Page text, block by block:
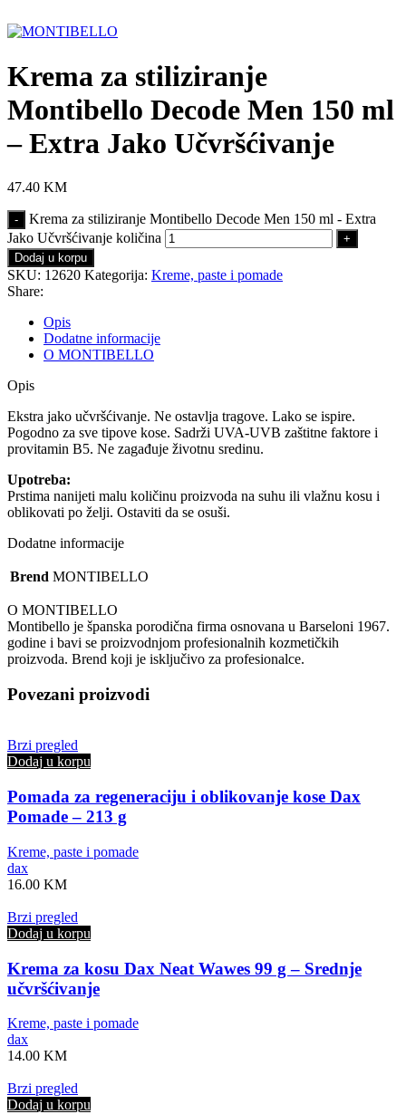
Krema za stiliziranje
Montibello Decode Men 150 ml
– Extra Jako Učvršćivanje
47.40 KM
Krema za stiliziranje Montibello Decode Men 150 ml - Extra
Jako Učvršćivanje količina
Dodaj u korpu
SKU: 12620 Kategorija: Kreme, paste i pomade
Share:
Opis
Dodatne informacije
O MONTIBELLO
Opis
Ekstra jako učvršćivanje. Ne ostavlja tragove. Lako se ispire.
Pogodno za sve tipove kose. Sadrži UVA-UVB zaštitne faktore i
provitamin B5. Ne zagađuje životnu sredinu.
Upotreba:
Prstima nanijeti malu količinu proizvoda na suhu ili vlažnu kosu i
oblikovati po želji. Ostaviti da se osuši.
Dodatne informacije
Brend MONTIBELLO
O MONTIBELLO
Montibello je španska porodična firma osnovana u Barseloni 1967.
godine i bavi se proizvodnjom profesionalnih kozmetičkih
proizvoda. Brend koji je isključivo za profesionalce.
Povezani proizvodi
Brzi pregled
Dodaj u korpu
Pomada za regeneraciju i oblikovanje kose Dax
Pomade – 213 g
Kreme, paste i pomade
dax
16.00 KM
Brzi pregled
Dodaj u korpu
Krema za kosu Dax Neat Wawes 99 g – Srednje
učvršćivanje
Kreme, paste i pomade
dax
14.00 KM
Brzi pregled
Dodaj u korpu